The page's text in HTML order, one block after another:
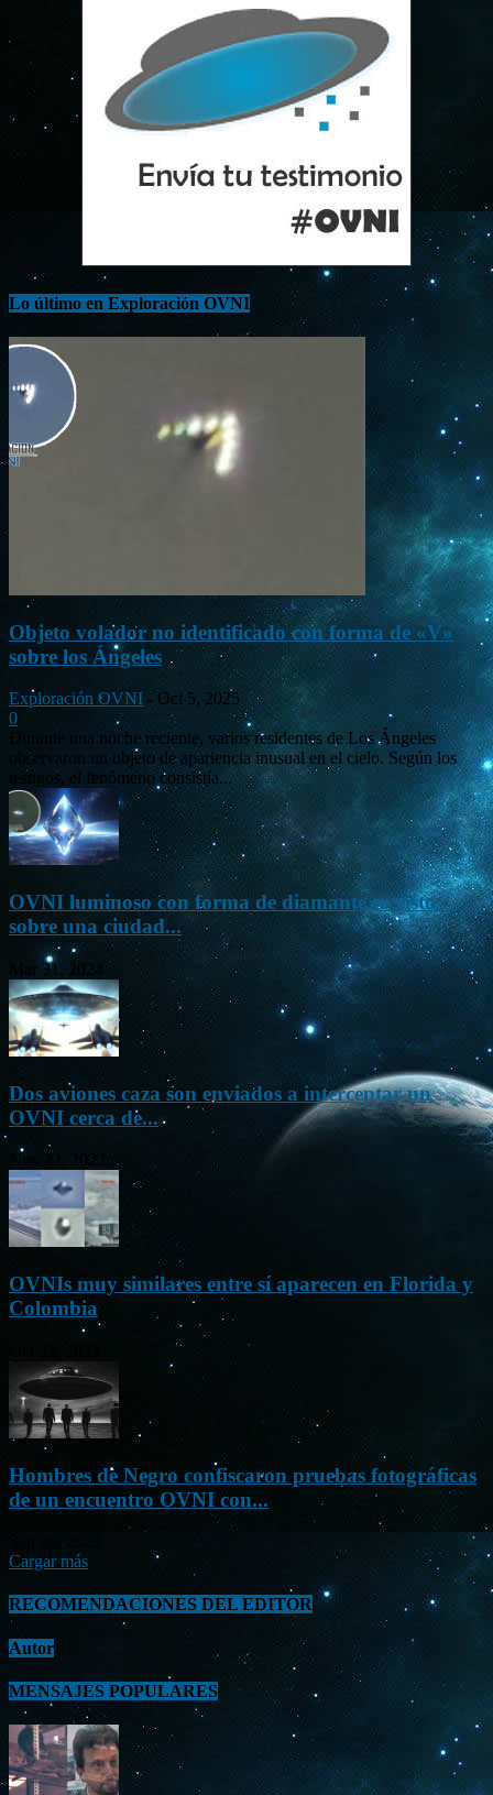
Lo último en Exploración OVNI
Objeto volador no identificado con forma de «V»
sobre los Ángeles
Exploración OVNI - Oct 5, 2025
0
Durante una noche reciente, varios residentes de Los Ángeles
observaron un objeto de apariencia inusual en el cielo. Según los
testigos, el fenómeno consistía...
OVNI luminoso con forma de diamante es visto
sobre una ciudad...
Mar 31, 2024
Dos aviones caza son enviados a interceptar un
OVNI cerca de...
Nov 22, 2023
OVNIs muy similares entre sí aparecen en Florida y
Colombia
Hombres de Negro confiscaron pruebas fotográficas
de un encuentro OVNI con...
Cargar más
RECOMENDACIONES DEL EDITOR
Autor
MENSAJES POPULARES